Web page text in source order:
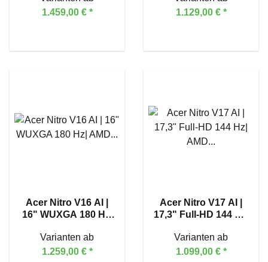
RTX™ 5060
1.459,00 € *
1.129,00 € *
Acer Nitro V16 AI |
16" WUXGA 180 Hz|
GeForce RTX™ 5070
Varianten ab
1.259,00 € *
Acer Nitro V17 AI |
17,3" Full-HD 144 Hz|
GeForce RTX™ 5050
Varianten ab
1.099,00 € *